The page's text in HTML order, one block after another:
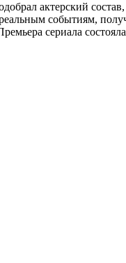
актерский
событиям,
сериала